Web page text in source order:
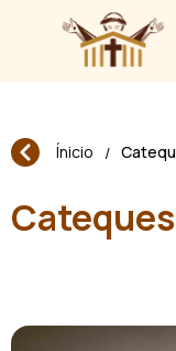
Ínicio /